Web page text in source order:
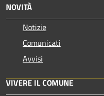
NOVITÀ
Notizie
Comunicati
Avvisi
VIVERE IL COMUNE